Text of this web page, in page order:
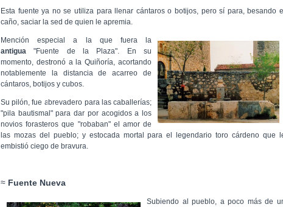
Esta fuente ya no se utiliza para llenar cántaros o botijos, pero sí para, besando
caño, saciar la sed de quien le apremia.
Mención especial a la que fuera la
antigua "Fuente de la Plaza". En su
momento, destronó a la Quiñoría, acortando
notablemente la distancia de acarreo de
cántaros, botijos y cubos.
Su pilón, fue abrevadero para las caballerías;
"pila bautismal" para dar por acogidos a los
novios forasteros que "robaban" el amor de
las mozas del pueblo; y estocada mortal para el legendario toro cárdeno que
embistió ciego de bravura.
≈ Fuente Nueva
Subiendo al pueblo, a poco más de